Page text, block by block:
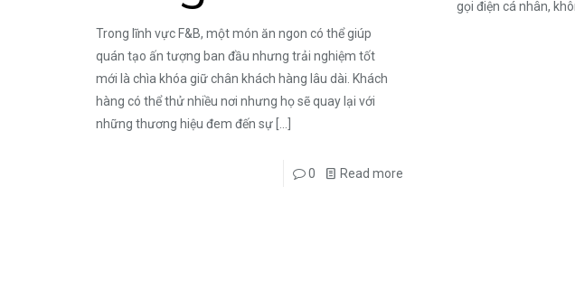
Trong lĩnh vực F&B, một món ăn ngon có thể giúp
quán tạo ấn tượng ban đầu nhưng trải nghiệm tốt
mới là chìa khóa giữ chân khách hàng lâu dài. Khách
hàng có thể thử nhiều nơi nhưng họ sẽ quay lại với
những thương hiệu đem đến sự[…]
0 Read more
gọi điện cá nhân,